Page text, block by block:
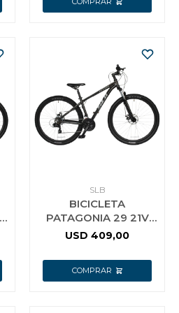
SLB
BICICLETA
PATAGONIA 29 21V
SLB NEGRA
USD 409,00